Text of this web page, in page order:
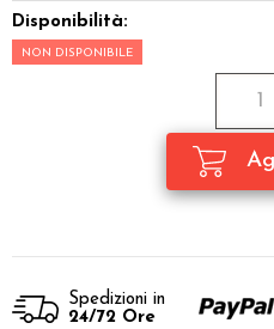
Disponibilità:
NON DISPONIBILE
Spedizioni in
24/72 Ore